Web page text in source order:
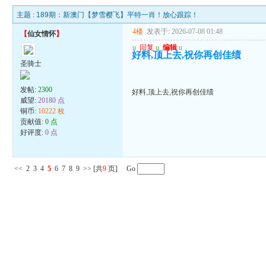
主题 : 189期：新澳门【梦雪樱飞】平特一肖！放心跟踪！
【仙女情怀】
圣骑士
发帖:2300
威望:20180 点
铜币: 10222 枚
贡献值:0 点
好评度:0 点
4楼 发表于: 2026-07-08 01:48
u 回复 u 编辑 u
好料,顶上去,祝你再创佳绩
好料,顶上去,祝你再创佳绩
<< 2 3 4 5 6 7 8 9 >> [共9 页] Go